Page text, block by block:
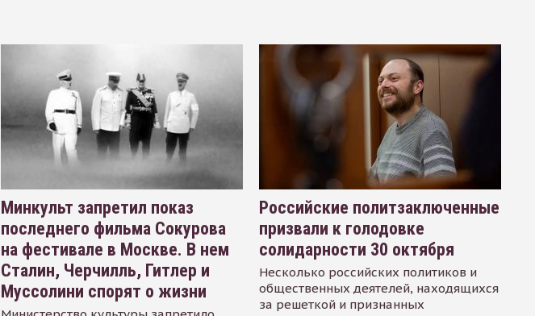
Минкульт запретил показ
последнего фильма Сокурова
на фестивале в Москве. В нем
Сталин, Черчилль, Гитлер и
Муссолини спорят о жизни
Российские политзаключенные
призвали к голодовке
солидарности 30 октября
Несколько российских политиков и
общественных деятелей, находящихся
за решеткой и признанных